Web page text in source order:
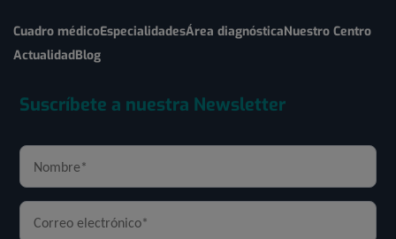
Cuadro médicoEspecialidadesÁrea diagnósticaNuestro Centro
ActualidadBlog
Suscríbete a nuestra Newsletter